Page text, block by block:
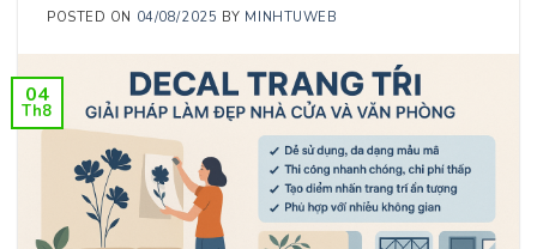
POSTED ON 04/08/2025 BY MINHTUWEB
04
Th8